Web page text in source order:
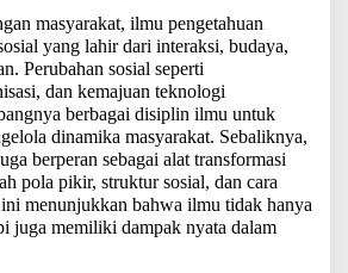
masyarakat, ilmu pengetahuan
yang lahir dari interaksi, budaya,
Perubahan sosial seperti
dan kemajuan teknologi
berbagai disiplin ilmu untuk
dinamika masyarakat. Sebaliknya,
berperan sebagai alat transformasi
pola pikir, struktur sosial, dan cara
menunjukkan bahwa ilmu tidak hanya
juga memiliki dampak nyata dalam